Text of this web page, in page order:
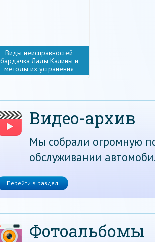
Виды неисправностей
бардачка Лады Калины и
методы их устранения
Видео-архив
Мы собрали огромную
обслуживании
Перейти в раздел
Фотоальбомы